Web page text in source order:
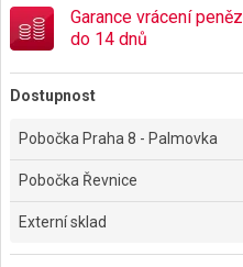
Garance vrácení peněz
do 14 dnů
Dostupnost
Pobočka Praha 8 - Palmovka
Pobočka Řevnice
Externí sklad